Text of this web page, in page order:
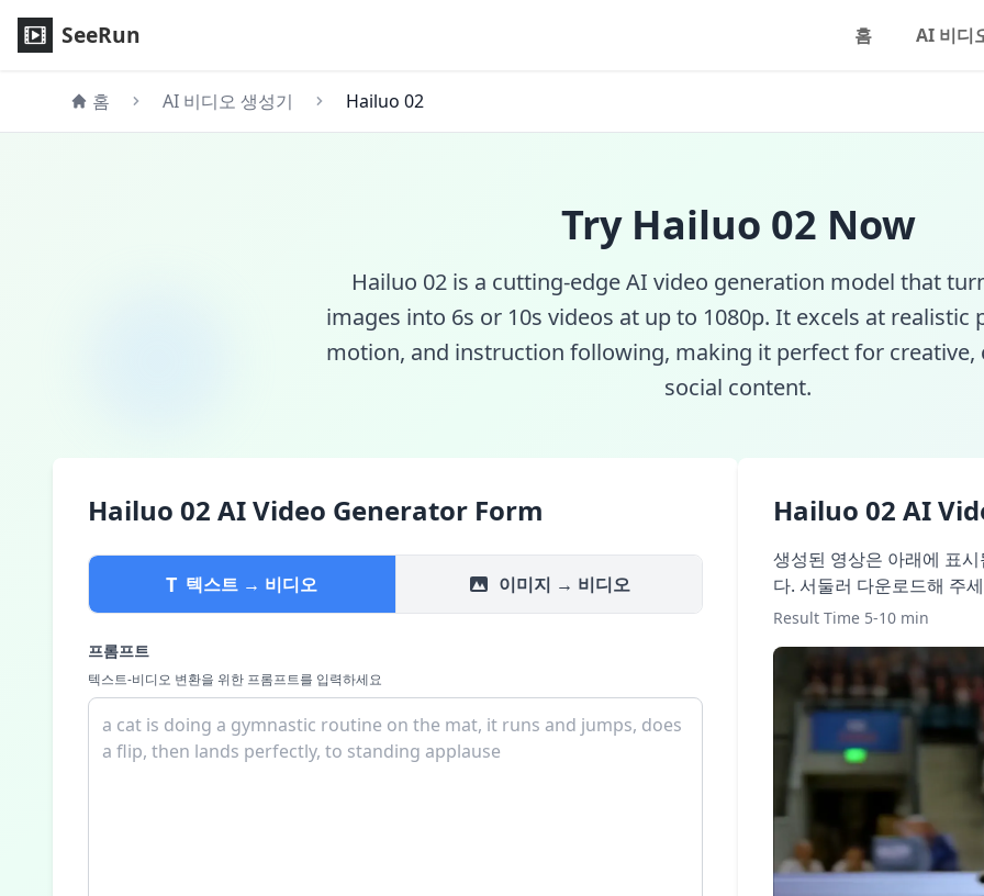
SeeRun 홈 AI 비디
홈 AI 비디오 생성기 Hailuo 02
Try Hailuo 02 Now
Hailuo 02 is a cutting-edge AI video generation model that
images into 6s or 10s videos at up to 1080p. It excels at realistic
motion, and instruction following, making it perfect for creative,
social content.
Hailuo 02 AI Video Generator Form
T 텍스트 → 비디오 이미지 → 비디오
프롬프트
텍스트-비디오 변환을 위한 프롬프트를 입력하세요
Hailuo 02 AI
생성된 영상은 아래에 표
다. 서둘러 다운로드해 주
Result Time 5-10 min
Hailuo 02 AI 비디오 생성기 - MiniMax의 첨단 텍스트·이미지 투 비디오 모델 | SeeRun